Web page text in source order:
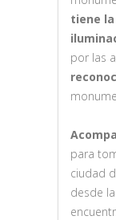
tiene
por las
para
ciudad
desde